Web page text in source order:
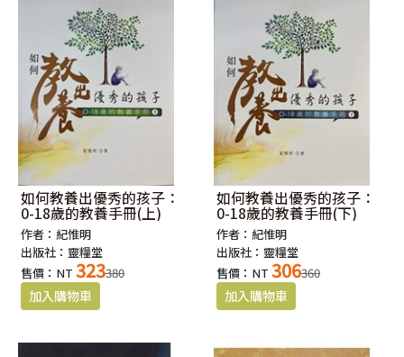
如何教養出優秀的孩子：
0-18歲的教養手冊(上)
作者：紀惟明
出版社：靈糧堂
售價：NT 323380
如何教養出優秀的孩子：
0-18歲的教養手冊(下)
作者：紀惟明
出版社：靈糧堂
售價：NT 306360